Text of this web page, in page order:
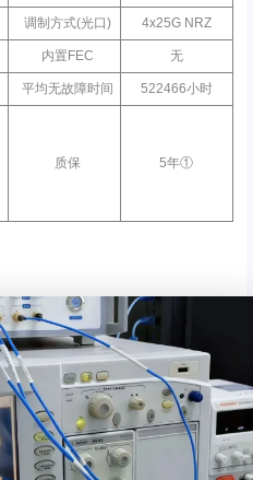
调制方式(光口) 4x25G NRZ
内置FEC 无
平均无故障时间 522466小时
质保 5年①